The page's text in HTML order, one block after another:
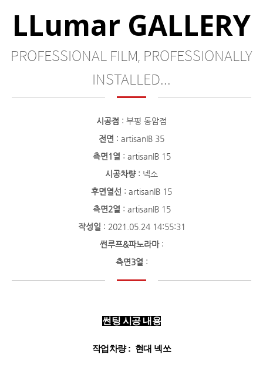
LLumar GALLERY
PROFESSIONAL FILM, PROFESSIONALLY
INSTALLED...
시공점 : 부평 동암점
전면 : artisanIB 35
측면1열 : artisanIB 15
시공차량: 넥소
후면열선 : artisanIB 15
측면2열 : artisanIB 15
작성일 : 2021.05.24 14:55:31
썬루프&파노라마:
측면3열 :
썬팅 시공 내용
작업차량 : 현대 넥쏘